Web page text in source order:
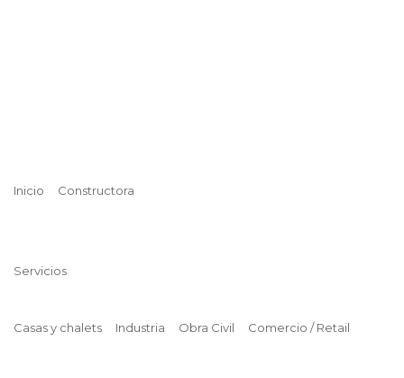
Inicio Constructora
Servicios
Casas y chalets Industria Obra Civil Comercio / Retail